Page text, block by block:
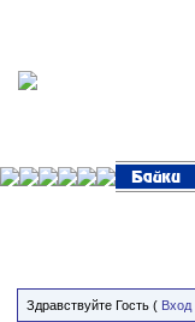
Здравствуйте Гость ( Вход